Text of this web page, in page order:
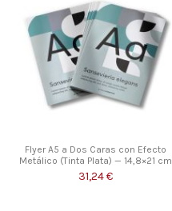
Flyer A5 a Dos Caras con Efecto
Metálico (Tinta Plata) — 14,8×21 cm
31,24 €